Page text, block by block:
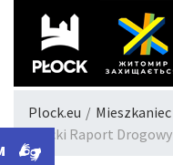
Plock.eu / Mieszkaniec
Płocki Raport